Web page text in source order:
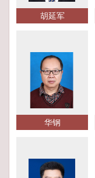
胡延军
华钢